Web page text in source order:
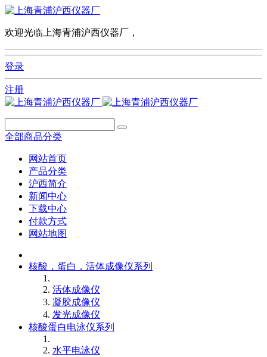
欢迎光临上海青浦沪西仪器厂，
登录
注册
全部商品分类
网站首页
产品分类
沪西简介
新闻中心
下载中心
付款方式
网站地图
核酸，蛋白，活体成像仪系列
活体成像仪
凝胶成像仪
发光成像仪
核酸蛋白电泳仪系列
水平电泳仪